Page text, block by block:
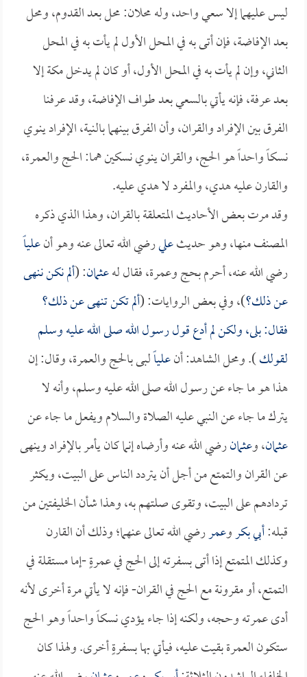
ليس عليهما إلا سعي واحد، وله محلان: محل بعد القدوم، ومحل
بعد الإفاضة، فإن أتى به في المحل الأول لم يأت به في المحل
الثاني، وإن لم يأت به في المحل الأول، أو كان لم يدخل مكة إلا
بعد عرفة، فإنه يأتي بالسعي بعد طواف الإفاضة، وقد عرفنا
الفرق بين الإفراد والقران، وأن الفرق بينهما بالنية، الإفراد ينوي
نسكاً واحداً هو الحج، والقران ينوي نسكين هما: الحج والعمرة،
والقارن عليه هدي، والمفرد لا هدي عليه.
وقد مرت بعض الأحاديث المتعلقة بالقران، وهذا الذي ذكره
المصنف منها، وهو حديثعليرضي الله تعالى عنه وهو أنعلياً
رضي الله عنه، أحرم بحج وعمرة، فقال لهعثمان: (ألم نكن ننهى
عن ذلك؟)، وفي بعض الروايات: (ألم تكن تنهى عن ذلك؟
فقال: بلى، ولكن لم أدع قول رسول الله صلى الله عليه وسلم
لقولك). ومحل الشاهد: أنعلياًلبى بالحج والعمرة، وقال: إن
هذا هو ما جاء عن رسول الله صلى الله عليه وسلم، وأنه لا
يترك ما جاء عن النبي عليه الصلاة والسلام ويفعل ما جاء عن
عثمان، وعثمانرضي الله عنه وأرضاه إنما كان يأمر بالإفراد وينهى
عن القران والتمتع من أجل أن يتردد الناس على البيت، ويكثر
تردادهم على البيت، وتقوى صلتهم به، وهذا شأن الخليفتين من
قبله:أبي بكروعمررضي الله تعالى عنهما؛ وذلك أن القارن
وكذلك المتمتع إذا أتى بسفرته إلى الحج في عمرةٍ -إما مستقلة في
التمتع، أو مقرونة مع الحج في القران- فإنه لا يأتي مرة أخرى لأنه
أدى عمرته وحجه، ولكنه إذا جاء يؤدي نسكاً واحداً وهو الحج
ستكون العمرة بقيت عليه، فيأتي بها بسفرةٍ أخرى. ولهذا كان